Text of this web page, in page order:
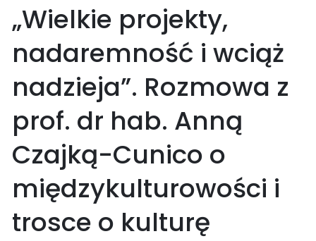
„Wielkie projekty,
nadaremność i wciąż
nadzieja”. Rozmowa z
prof. dr hab. Anną
Czajką-Cunico o
międzykulturowości i
trosce o kulturę